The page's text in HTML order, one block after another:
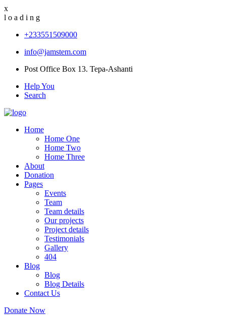
x
l o a d i n g
+233551509000
info@jamstem.com
Post Office Box 13. Tepa-Ashanti
Help You
Search
Home
Home One
Home Two
Home Three
About
Donation
Pages
Events
Team
Team details
Our projects
Project details
Testimonials
Gallery
404
Blog
Blog
Blog Details
Contact Us
Donate Now